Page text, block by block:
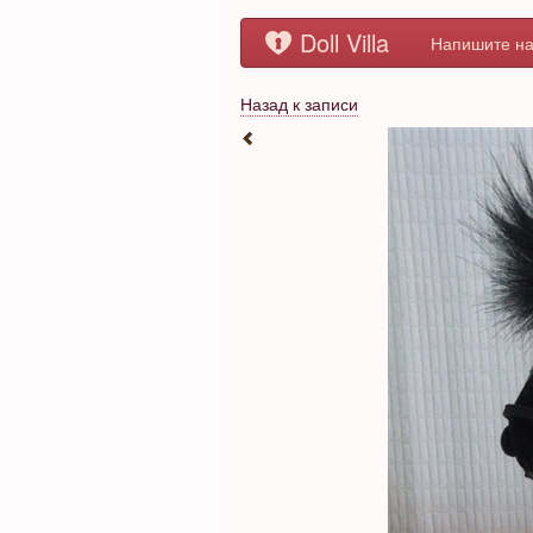
Doll Villa Напишите
Назад к записи